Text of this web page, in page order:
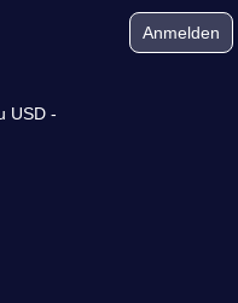
Anmelden
USD -